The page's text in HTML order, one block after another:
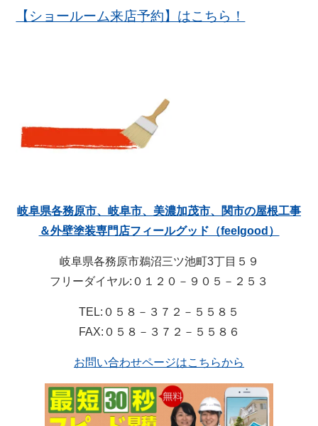
【ショールーム来店予約】はこちら！
岐阜県各務原市、岐阜市、美濃加茂市、関市の屋根工事
＆外壁塗装専門店フィールグッド（feelgood）
岐阜県各務原市鵜沼三ツ池町3丁目５９
フリーダイヤル:０１２０－９０５－２５３
TEL:０５８－３７２－５５８５
FAX:０５８－３７２－５５８６
お問い合わせページはこちらから